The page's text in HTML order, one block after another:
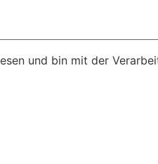
und bin mit der